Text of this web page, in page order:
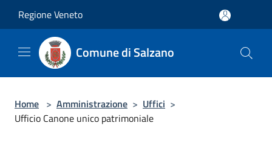
Regione Veneto
Comune di Salzano
Home > Amministrazione > Uffici >
Ufficio Canone unico patrimoniale